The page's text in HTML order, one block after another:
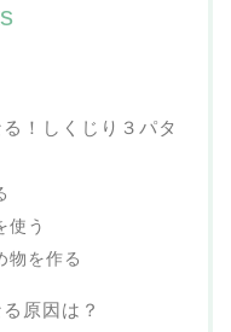
！しくじり３パタ
使う
物を作る
原因は？